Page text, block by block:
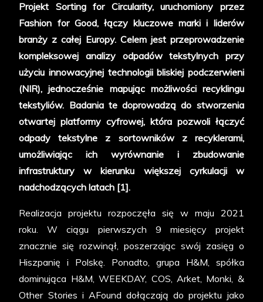
jako
jedyna
polska
firma
partnerem
Sorting
for
Circularity
Projekt Sorting for Circularity, uruchomiony przez
Fashion for Good, łączy kluczowe marki i liderów
branży z całej Europy. Celem jest przeprowadzenie
kompleksowej analizy odpadów tekstylnych przy
użyciu innowacyjnej technologii bliskiej podczerwieni
(NIR), jednocześnie mapując możliwości recyklingu
tekstyliów. Badania te doprowadzą do stworzenia
otwartej platformy cyfrowej, która pozwoli łączyć
odpady tekstylne z sortowników z recyklerami,
umożliwiając ich wyrównanie i zbudowanie
infrastruktury w kierunku większej cyrkulacji w
nadchodzących latach [1].
Realizacja projektu rozpoczęła się w maju 2021
roku. W ciągu pierwszych 9 miesięcy projekt
znacznie się rozwinął, poszerzając swój zasięg o
Hiszpanię i Polskę. Ponadto, grupa H&M, spółka
dominująca H&M, WEEKDAY, COS, Arket, Monki, &
Other Stories i AFound dołączają do projektu jako